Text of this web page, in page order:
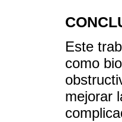
Este
como
mejorar